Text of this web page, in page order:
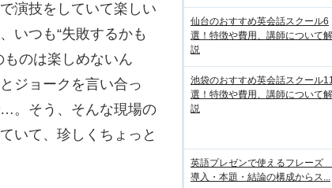
演技をしていて楽しい
いつも“失敗するかも
ものは楽しめないん
ジョークを言い合っ
。そう、そんな現場の
いて、珍しくちょっと
仙台のおすすめ英会話スクール6
選！特徴や費用、講師について解
説
池袋のおすすめ英会話スクール
選！特徴や費用、講師について解
説
英語プレゼンで使えるフレーズ
導入・本題・結論の構成からス...